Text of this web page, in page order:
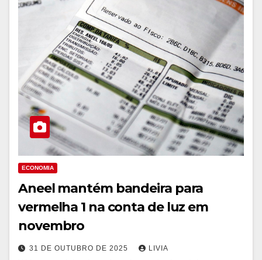
ECONOMIA
Aneel mantém bandeira para
vermelha 1 na conta de luz em
novembro
31 DE OUTUBRO DE 2025 LIVIA